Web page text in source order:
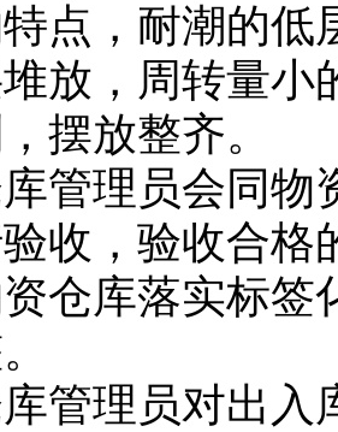
点，耐潮的低
放，周转量小
摆放整齐。
管理员会同物
收，验收合
仓库落实标签
管理员对出入